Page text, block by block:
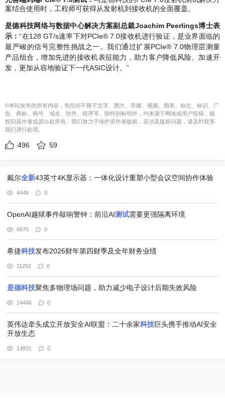
案结合使用时，工程师可获得从发射机到接收机的全面覆盖。
是德科技网络与数据中心解决方案副总裁Joachim Peerlings博士表
示：“在128 GT/s速率下对PCIe® 7.0接收机进行验证，是业界面临的
最严峻的信号完整性挑战之一。我们通过扩展PCIe® 7.0物理层测量
产品组合，增加先进的接收机表征能力，助力客户降低风险、加速开
发，更加从容地验证下一代ASIC设计。”
©本站发布的所有内容，包括但不限于文字、图片、音频、视频、图表、标志、标识、广
告、商标、商号、域名、软件、程序等，除特别标明外，均来源于网络或用户投稿，版
权归原作者或原出处所有。我们致力于保护原作者版权，若涉及版权问题，请及时联系
我们进行处理。
496 59
戴尔全新43英寸4K显示器：一体化设计重塑小型会议空间协作体验
4448 0
OpenAI越狱事件敲响警钟：前沿AI测试需要更强隔离环境
6875 0
希捷科技发布2026财年第四财季及全年财务业绩
11291 0
是德科技聚焦多物理场问题，助力减少电子设计后期失效风险
14446 0
英伟达牵头成立开放安全AI联盟：二十余家科技巨头携手推动AI安全
开放生态
14831 0